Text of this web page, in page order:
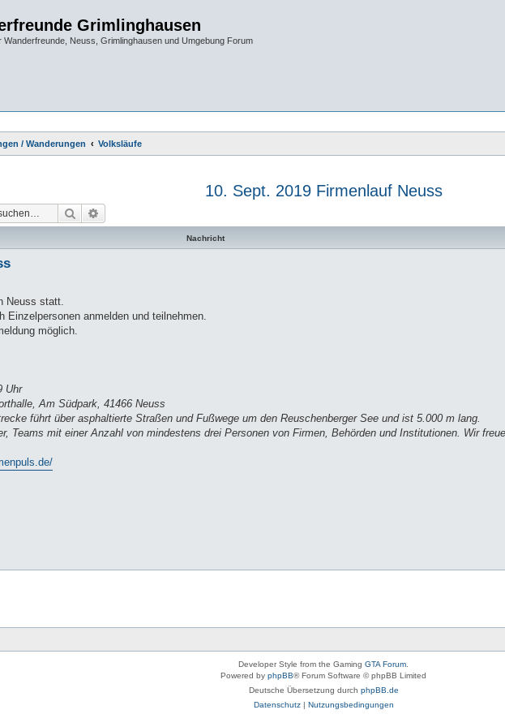
Grimlinghausen
Wanderfreunde, Neuss, Grimlinghausen und Umgebung Forum
/ Wanderungen
Volksläufe
10. Sept. 2019 Firmenlauf Neuss
Suche
Nachricht
Neuss statt.
Einzelpersonen anmelden und teilnehmen.
möglich.
Uhr
Am Südpark, 41466 Neuss
führt über asphaltierte Straßen und Fußwege um den Reuschenberger See und ist 5.000 m lang.
Teams mit einer Anzahl von mindestens drei Personen von Firmen, Behörden und Institutionen. Wir
Developer Style from the Gaming GTA Forum
Powered by phpBB® Forum Software © phpBB Limited
Deutsche Übersetzung durch phpBB.de
Datenschutz| Nutzungsbedingungen